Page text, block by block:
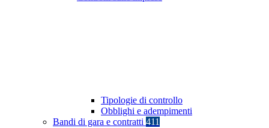
Tipologie di controllo
Obblighi e adempimenti
Bandi di gara e contratti 411